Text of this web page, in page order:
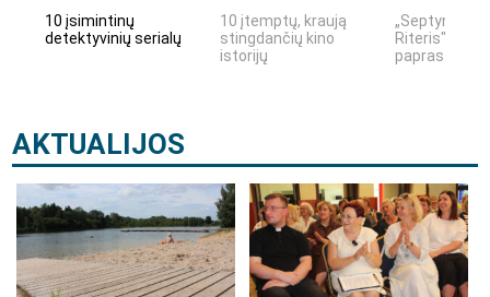
10 įsimintinų
detektyvinių serialų
10 įtemptų, kraują
stingdančių kino
istorijų
„Septynių
Riteris" – kai
AKTUALIJOS